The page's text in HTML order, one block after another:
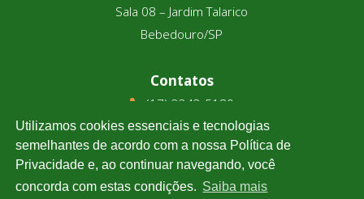
Sala 08 – Jardim Talarico
Bebedouro/SP
Contatos
(17) 3343-5180
(17) 99123-9831
Cotação
Clique e confira a cotação de todas as moedas.
Utilizamos cookies essenciais e tecnologias
semelhantes de acordo com a nossa Política de
Privacidade e, ao continuar navegando, você
concorda com estas condições. Saiba mais